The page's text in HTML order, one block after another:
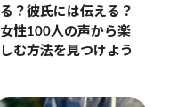
る？彼氏には伝える？
女性100人の声から楽
しむ方法を見つけよう